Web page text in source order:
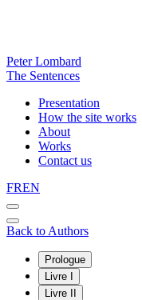
Peter Lombard
The Sentences
Presentation
How the site works
About
Works
Contact us
FREN
Back to Authors
Prologue
Livre I
Livre II